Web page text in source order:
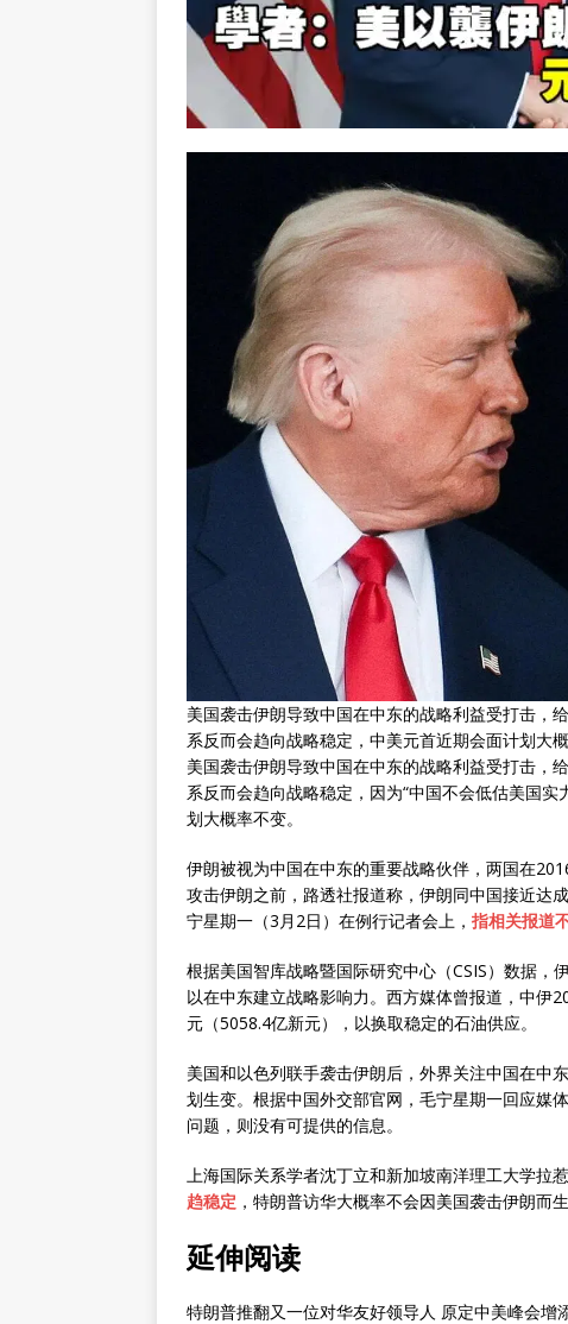
美国袭击伊朗导致中国在中东的战略利益受打击，
系反而会趋向战略稳定，中美元首近期会面计划大
美国袭击伊朗导致中国在中东的战略利益受打击，给
系反而会趋向战略稳定，因为“中国不会低估美国
划大概率不变。
伊朗被视为中国在中东的重要战略伙伴，两国在
攻击伊朗之前，路透社报道称，伊朗同中国接近达
宁星期一（3月2日）在例行记者会上， 指相关报道
根据美国智库战略暨国际研究中心（CSIS）数据
以在中东建立战略影响力。西方媒体曾报道，中伊
元（5058.4亿新元），以换取稳定的石油供应。
美国和以色列联手袭击伊朗后，外界关注中国在中
划生变。根据中国外交部官网，毛宁星期一回应媒
问题，则没有可提供的信息。
上海国际关系学者沈丁立和新加坡南洋理工大学拉
趋稳定 ，特朗普访华大概率不会因美国袭击伊朗而生
延伸阅读
特朗普推翻又一位对华友好领导人 原定中美峰会增